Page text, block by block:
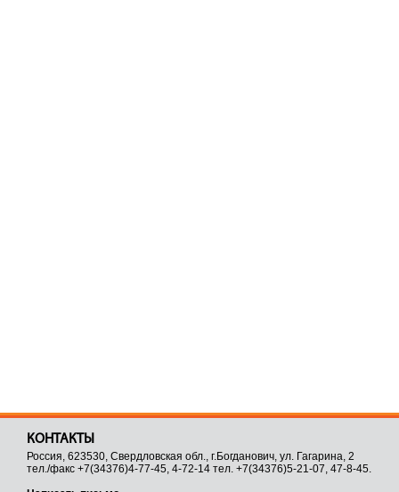
КОНТАКТЫ
Россия, 623530, Свердловская обл., г.Богданович, ул. Гагарина, 2
тел./факс +7(34376)4-77-45, 4-72-14 тел. +7(34376)5-21-07, 47-8-45.